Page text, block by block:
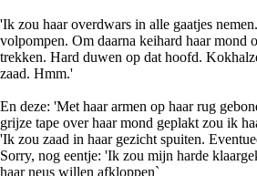
'Ik zou haar overdwars in alle gaatjes
volpompen. Om daarna keihard haar mond
trekken. Hard duwen op dat hoofd.
zaad. Hmm.'
En deze: 'Met haar armen op haar rug
grijze tape over haar mond geplakt zou ik
'Ik zou zaad in haar gezicht spuiten.
Sorry, nog eentje: 'Ik zou mijn harde
haar neus willen afkloppen`